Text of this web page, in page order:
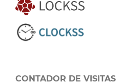
CONTADOR DE VISITAS